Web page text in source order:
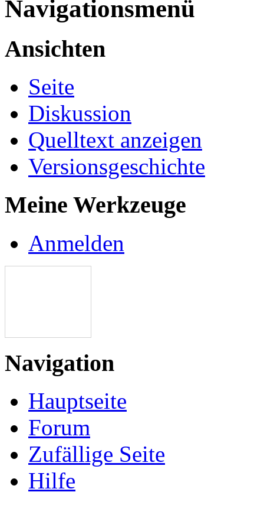
Navigationsmenü
Ansichten
Seite
Diskussion
Quelltext anzeigen
Versionsgeschichte
Meine Werkzeuge
Anmelden
Navigation
Hauptseite
Forum
Zufällige Seite
Hilfe